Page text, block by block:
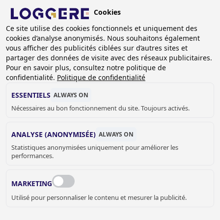
Aller
contenu
principal
FIL
D'ARIANE
Accueil Bureaux modulaires
Bureaux mobiles - PREFAB
Bureau mobile 4x2 m
MOBILE
Quantity
Add to cart
€ 6.055,00
D'INFORMATIONS
Cookies
Ce site utilise des cookies fonctionnels et uniquement des
cookies d’analyse anonymisés. Nous souhaitons également
vous afficher des publicités ciblées sur d’autres sites et
partager des données de visite avec des réseaux publicitaires.
Pour en savoir plus, consultez notre politique de
confidentialité. Politique de confidentialité
ESSENTIELS ALWAYS ON
Nécessaires au bon fonctionnement du site. Toujours activés.
ANALYSE (ANONYMISÉE) ALWAYS ON
Statistiques anonymisées uniquement pour améliorer les
performances.
MARKETING
Utilisé pour personnaliser le contenu et mesurer la publicité.